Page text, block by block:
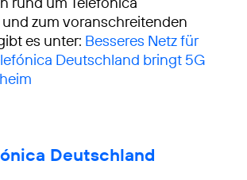
zum voranschreitenden
es unter: Besseres Netz für
Deutschland bringt 5G
Deutschland